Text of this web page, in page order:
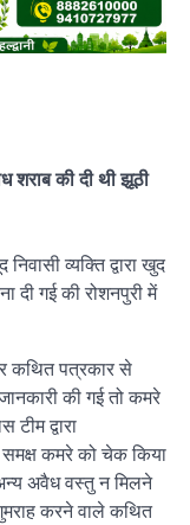
शराब की दी थी झूठी
व्यक्ति द्वारा खुद
दी गई की रोशनपुरी में
कथित पत्रकार से
की गई तो कमरे
द्वारा
समक्ष कमरे को चेक किया
अवैध वस्तु न मिलने
करने वाले कथित